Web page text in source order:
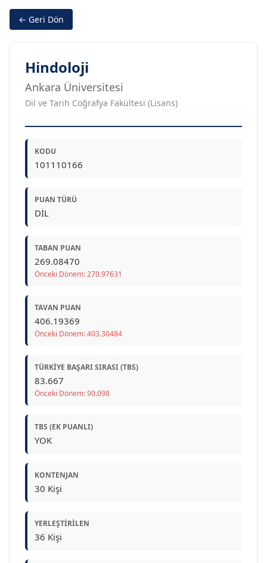
← Geri Dön
Hindoloji
Ankara Üniversitesi
Dil ve Tarih Coğrafya Fakültesi (Lisans)
KODU
101110166
PUAN TÜRÜ
DİL
TABAN PUAN
269.08470
Önceki Dönem: 270.97631
TAVAN PUAN
406.19369
Önceki Dönem: 403.30484
TÜRKIYE BAŞARI SIRASI (TBS)
83.667
Önceki Dönem: 90.098
TBS (EK PUANLI)
YOK
KONTENJAN
30 Kişi
YERLEŞTIRILEN
36 Kişi